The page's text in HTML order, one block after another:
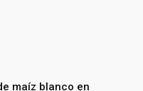
maíz blanco en